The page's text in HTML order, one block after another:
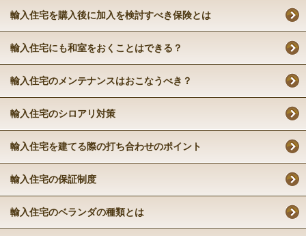
輸入住宅を購入後に加入を検討すべき保険とは
輸入住宅にも和室をおくことはできる？
輸入住宅のメンテナンスはおこなうべき？
輸入住宅のシロアリ対策
輸入住宅を建てる際の打ち合わせのポイント
輸入住宅の保証制度
輸入住宅のベランダの種類とは